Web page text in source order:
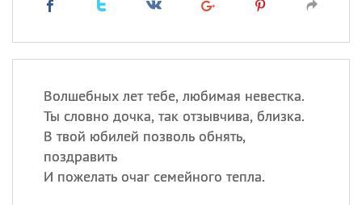
Волшебных лет тебе, любимая невестка.
Ты словно дочка, так отзывчива, близка.
В твой юбилей позволь обнять,
поздравить
И пожелать очаг семейного тепла.